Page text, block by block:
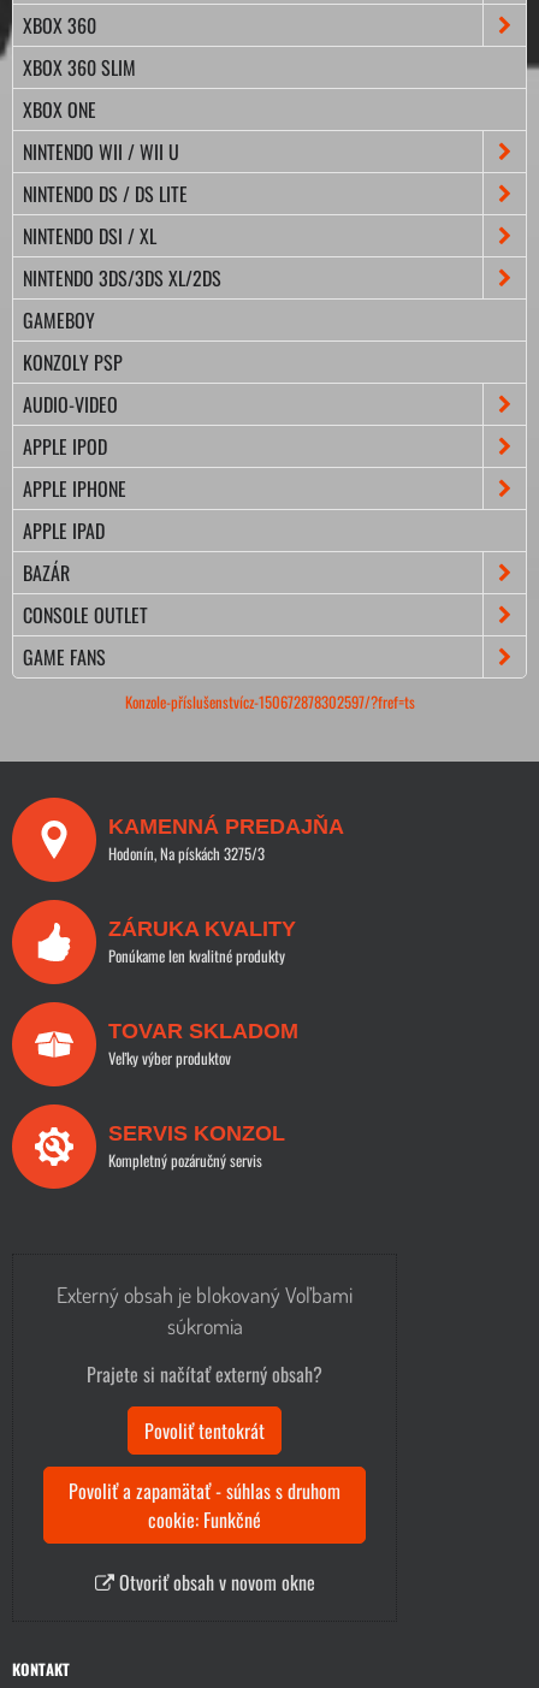
XBOX 360
XBOX 360 SLIM
XBOX ONE
NINTENDO WII / WII U
NINTENDO DS / DS LITE
NINTENDO DSI / XL
NINTENDO 3DS/3DS XL/2DS
GAMEBOY
KONZOLY PSP
AUDIO-VIDEO
APPLE IPOD
APPLE IPHONE
APPLE IPAD
BAZÁR
CONSOLE OUTLET
GAME FANS
Konzole-příslušenstvícz-150672878302597/?fref=ts
KAMENNÁ PREDAJŇA
Hodonín, Na pískách 3275/3
ZÁRUKA KVALITY
Ponúkame len kvalitné produkty
TOVAR SKLADOM
Veľky výber produktov
SERVIS KONZOL
Kompletný pozáručný servis
Externý obsah je blokovaný Voľbami
súkromia
Prajete si načítať externý obsah?
Povoliť tentokrát
Povoliť a zapamätať - súhlas s druhom
cookie: Funkčné
Otvoriť obsah v novom okne
KONTAKT